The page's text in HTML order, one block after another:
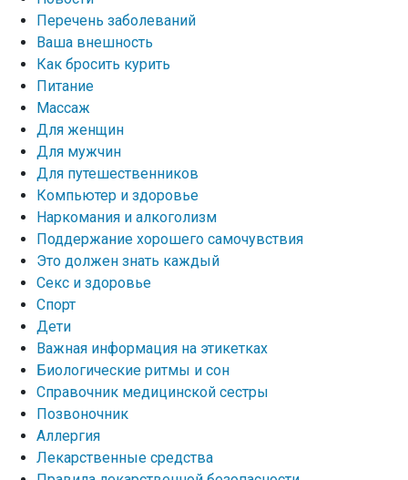
Перечень заболеваний
Ваша внешность
Как бросить курить
Питание
Массаж
Для женщин
Для мужчин
Для путешественников
Компьютер и здоровье
Наркомания и алкоголизм
Поддержание хорошего самочувствия
Это должен знать каждый
Секс и здоровье
Спорт
Дети
Важная информация на этикетках
Биологические ритмы и сон
Справочник медицинской сестры
Позвоночник
Аллергия
Лекарственные средства